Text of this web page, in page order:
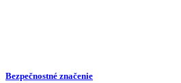
Bezpečnostné značenie